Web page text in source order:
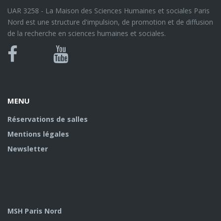
UAR 3258 - La Maison des Sciences Humaines et sociales Paris
Nord est une structure d'impulsion, de promotion et de diffusion
de la recherche en sciences humaines et sociales.
Bluesky
Canal
MENU
Réservations de salles
Mentions légales
Newsletter
MSH Paris Nord